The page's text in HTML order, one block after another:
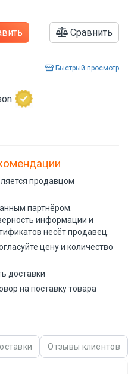
Сравнить
Быстрый просмотр
продавцом
партнёром.
информации и
несёт продавец.
цену и количество
доставки
на поставку товара
Отзывы клиентов